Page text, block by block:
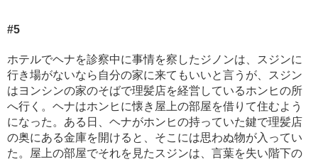
#5
ホテルでヘナを診察中に事情を察したジノンは、スジンに
行き場がないなら自分の家に来てもいいと言うが、スジン
はヨンシンの家のそばで理髪店を経営しているホンヒの所
へ行く。ヘナはホンヒに懐き屋上の部屋を借りて住むよう
になった。ある日、ヘナがホンヒの持っていた鍵で理髪店
の奥にある金庫を開けると、そこには思わぬ物が入ってい
た。屋上の部屋でそれを見たスジンは、言葉を失い階下の